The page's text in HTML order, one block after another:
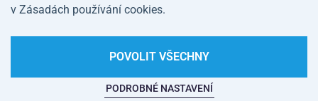
Obchodní podmínky Ochrana osobních údajů
Nastavení cookies
Na tomto webu straší
v Zásadách používání cookies.
PODROBNÉ NASTAVENÍ
POVOLIT VŠECHNY